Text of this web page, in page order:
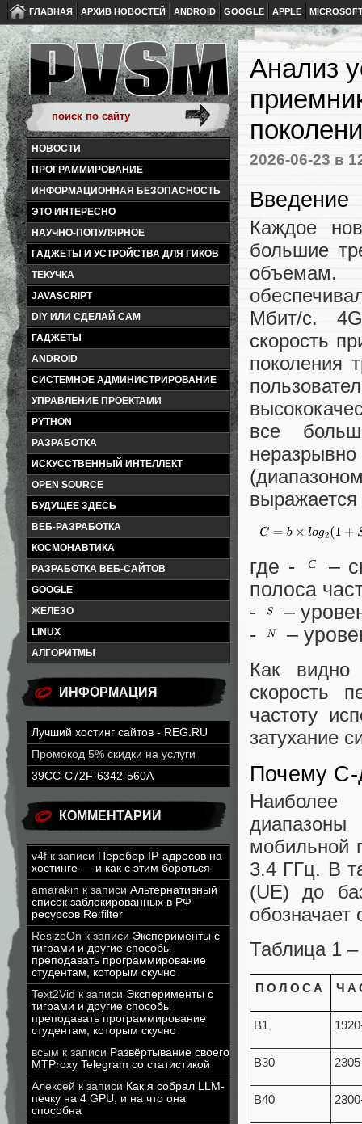
ГЛАВНАЯ АРХИВ НОВОСТЕЙ ANDROID GOOGLE APPLE
НОВОСТИ
ПРОГРАММИРОВАНИЕ
ИНФОРМАЦИОННАЯ БЕЗОПАСНОСТЬ
ЭТО ИНТЕРЕСНО
НАУЧНО-ПОПУЛЯРНОЕ
ГАДЖЕТЫ И УСТРОЙСТВА ДЛЯ ГИКОВ
ТЕКУЧКА
JAVASCRIPT
DIY ИЛИ СДЕЛАЙ САМ
ГАДЖЕТЫ
ANDROID
СИСТЕМНОЕ АДМИНИСТРИРОВАНИЕ
УПРАВЛЕНИЕ ПРОЕКТАМИ
PYTHON
РАЗРАБОТКА
ИСКУССТВЕННЫЙ ИНТЕЛЛЕКТ
OPEN SOURCE
БУДУЩЕЕ ЗДЕСЬ
ВЕБ-РАЗРАБОТКА
КОСМОНАВТИКА
РАЗРАБОТКА ВЕБ-САЙТОВ
GOOGLE
ЖЕЛЕЗО
LINUX
АЛГОРИТМЫ
ИНФОРМАЦИЯ
Лучший хостинг сайтов - REG.RU
Промокод 5% скидки на услуги
39CC-C72F-6342-560A
КОММЕНТАРИИ
v4f к записи Перебор IP-адресов на
хостинге — и как с этим бороться
amarakin к записи Альтернативный
список заблокированных в РФ
ресурсов Re:filter
ResizeOn к записи Эксперименты с
тиграми и другие способы
преподавать программирование
студентам, которым скучно
Text2Vid к записи Эксперименты с
тиграми и другие способы
преподавать программирование
студентам, которым скучно
всым к записи Развёртывание своего
MTProxy Telegram со статистикой
Алексей к записи Как я собрал LLM-
печку на 4 GPU, и на что она
способна
Анализ
2026-06-23 в
Введение
Каждое
большие
объемам.
Мбит/c.
скорость
поколения
все
где -
–
полоса
-
–
-
–
Как видно
скорость
частоту
затухание
Почему С-
Наиболее
мобильной
3.4 ГГц. В
(UE) до
обозначает
Таблица 1
ПОЛОСА
B1
B30
B40